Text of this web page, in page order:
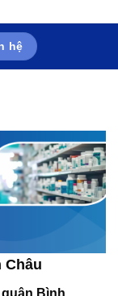
hệ
Châu